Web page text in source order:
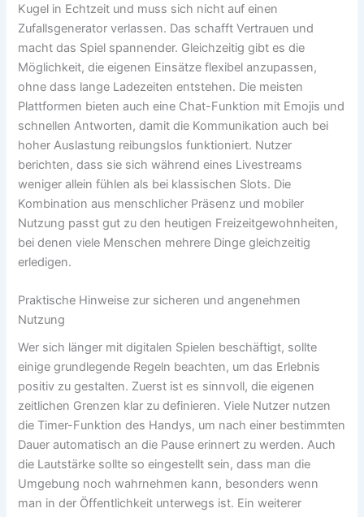
Kugel in Echtzeit und muss sich nicht auf einen
Zufallsgenerator verlassen. Das schafft Vertrauen und
macht das Spiel spannender. Gleichzeitig gibt es die
Möglichkeit, die eigenen Einsätze flexibel anzupassen,
ohne dass lange Ladezeiten entstehen. Die meisten
Plattformen bieten auch eine Chat-Funktion mit Emojis und
schnellen Antworten, damit die Kommunikation auch bei
hoher Auslastung reibungslos funktioniert. Nutzer
berichten, dass sie sich während eines Livestreams
weniger allein fühlen als bei klassischen Slots. Die
Kombination aus menschlicher Präsenz und mobiler
Nutzung passt gut zu den heutigen Freizeitgewohnheiten,
bei denen viele Menschen mehrere Dinge gleichzeitig
erledigen.
Praktische Hinweise zur sicheren und angenehmen
Nutzung
Wer sich länger mit digitalen Spielen beschäftigt, sollte
einige grundlegende Regeln beachten, um das Erlebnis
positiv zu gestalten. Zuerst ist es sinnvoll, die eigenen
zeitlichen Grenzen klar zu definieren. Viele Nutzer nutzen
die Timer-Funktion des Handys, um nach einer bestimmten
Dauer automatisch an die Pause erinnert zu werden. Auch
die Lautstärke sollte so eingestellt sein, dass man die
Umgebung noch wahrnehmen kann, besonders wenn
man in der Öffentlichkeit unterwegs ist. Ein weiterer